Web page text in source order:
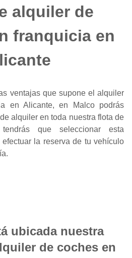
alquiler de
franquicia en
ventajas que supone el alquiler
en Alicante, en Malco podrás
alquiler en toda nuestra flota de
que seleccionar esta
la reserva de tu vehículo
ubicada nuestra
de coches en